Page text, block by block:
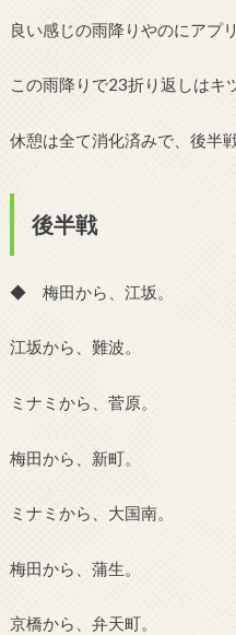
良い感じの雨降りやのにアプ
この雨降りで23折り返しはキ
休憩は全て消化済みで、後半戦
後半戦
◆ 梅田から、江坂。
江坂から、難波。
ミナミから、菅原。
梅田から、新町。
ミナミから、大国南。
梅田から、蒲生。
京橋から、弁天町。